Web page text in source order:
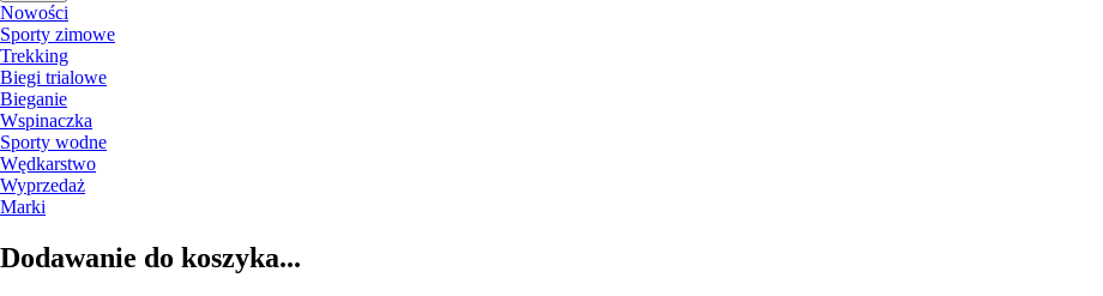
Nowości
Sporty zimowe
Trekking
Biegi trialowe
Bieganie
Wspinaczka
Sporty wodne
Wędkarstwo
Wyprzedaż
Marki
Dodawanie do koszyka...